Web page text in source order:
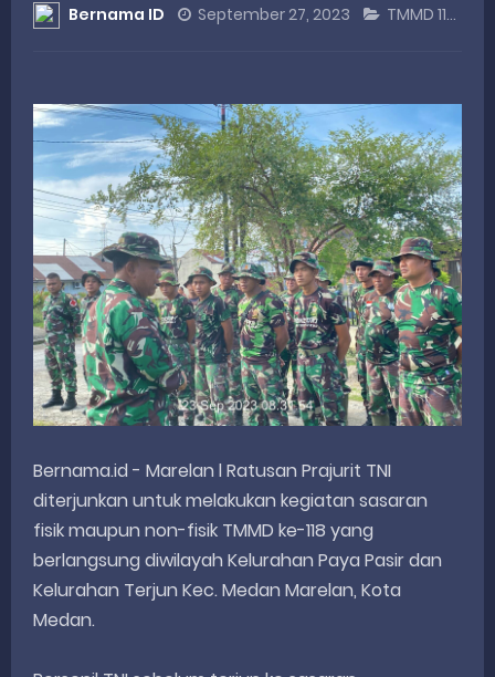
Danpusterad Resmi Tutup Program Bakti TNI AD Untuk Rakyat di Kabupaten Kepulauan Mentawai
IHSG Bangkit dan Rupiah Menguat, Rahmat Saleh Apresiasi Gerak Cepat Dasco
Rahmat Saleh Nilai Penataan BUMN Perlu, Asalkan Layanan Publik Tetap Terjaga
Friday, 7 August
Bernama ID September 27, 2023 TMMD 118 KODIM 0201/MEDAN
Bernama.id - Marelan l Ratusan Prajurit TNI
diterjunkan untuk melakukan kegiatan sasaran
fisik maupun non-fisik TMMD ke-118 yang
berlangsung diwilayah Kelurahan Paya Pasir dan
Kelurahan Terjun Kec. Medan Marelan, Kota
Medan.